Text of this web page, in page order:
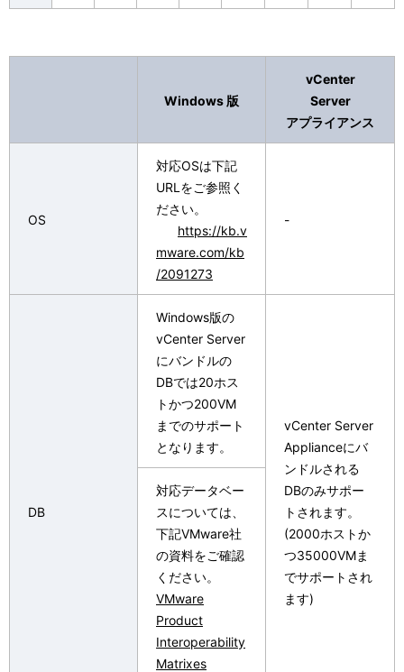
Windows 版
vCenter
Server
アプライアンス
OS
対応OSは下記
URLをご参照く
ださい。
https://kb.v
mware.com/kb
/2091273
-
DB
Windows版の
vCenter Server
にバンドルの
DBでは20ホス
トかつ200VM
までのサポート
となります。
vCenter Server
Applianceにバ
ンドルされる
DBのみサポー
トされます。
(2000ホストか
つ35000VMま
でサポートされ
ます)
対応データベー
スについては、
下記VMware社
の資料をご確認
ください。
VMware
Product
Interoperability
Matrixes